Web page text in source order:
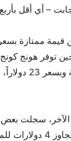
– أي أقل
سجلت بعض
ونيجيريا تكلفة